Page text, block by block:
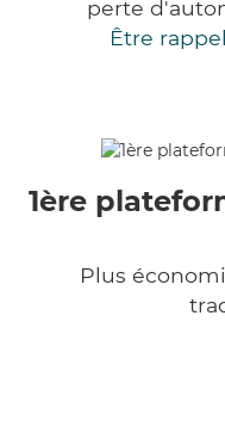
perte
Être
1ère
Plus